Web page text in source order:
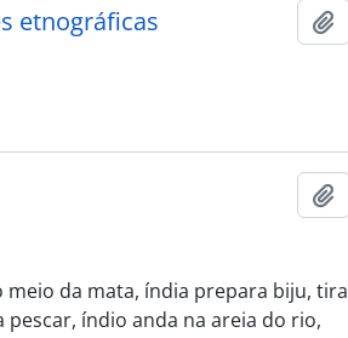
etnográficas
da mata, índia prepara biju, tira
índio anda na areia do rio,